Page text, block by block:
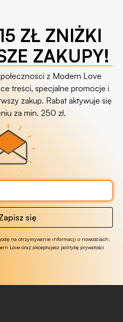
ZŁ ZNIŻKI
ZAKUPY!
z Modern Love
treści, specjalne promocje i
zakup. Rabat aktywuje się
za min. 250 zł.
się
na otrzymywanie informacji o nowościach,
Love oraz akceptujesz politykę prywatości